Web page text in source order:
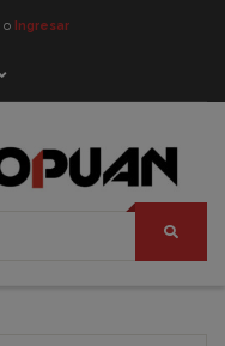
o Ingresar